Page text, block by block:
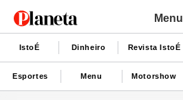
Menu
IstoÉ Dinheiro Revista IstoÉ
Esportes Menu Motorshow